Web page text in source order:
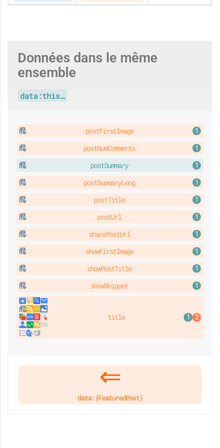
Données dans le même
ensemble
data:this…
postFirstImage
postNumComments
postSummary
postSummaryLong
postTitle
postUrl
sharePostUrl
showFirstImage
showPostTitle
showSnippet
title
data:{FeaturedPost}